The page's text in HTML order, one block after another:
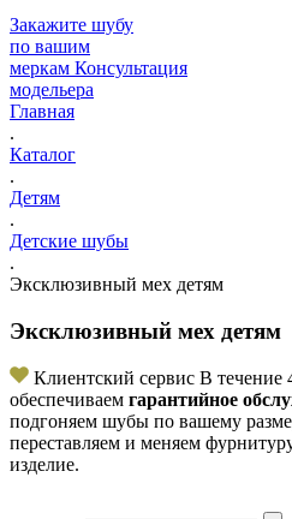
Закажите шубу
по вашим
меркам Консультация
модельера
Главная
.
Каталог
.
Детям
.
Детские шубы
.
Эксклюзивный мех детям
Эксклюзивный мех детям
Клиентский сервис В течение
обеспечиваем гарантийное
подгоняем шубы по вашему
переставляем и меняем
изделие.